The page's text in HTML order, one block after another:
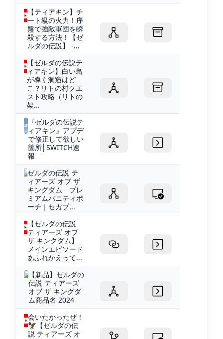
【ティアキン】チ
ート級の火力！序
盤で強敵軍団を瞬
殺する方法！【ゼ
ルダの伝説】 -...
【ゼルダの伝説テ
ィアキン】白い鳥
が導く洞窟はど
こ？リトの村クエ
スト攻略（リトの
架...
『ゼルダの伝説テ
ィアキン』アプデ
で修正して欲しい
箇所│SWITCH速
報
ゼルダの伝説 テ
ィアーズ オブ ザ
キングダム プレ
ミアムバニティポ
ーチ｜セガプ...
【ゼルダの伝説
ティアーズ オブ
ザ キングダム】
メインエピソード
あふれかえって...
【新品】ゼルダの
伝説 ティアーズ
オブ ザ キングダ
ム商品名 2024
会いたかったぜ！
🦅【ゼルダの伝
説 ティアーズ オ